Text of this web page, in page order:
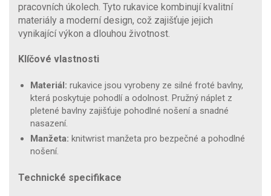
pracovních úkolech. Tyto rukavice kombinují kvalitní
materiály a moderní design, což zajišťuje jejich
vynikající výkon a dlouhou životnost.
Klíčové vlastnosti
Materiál: rukavice jsou vyrobeny ze silné froté bavlny,
která poskytuje pohodlí a odolnost. Pružný náplet z
pletené bavlny zajišťuje pohodlné nošení a snadné
nasazení.
Manžeta: knitwrist manžeta pro bezpečné a pohodlné
nošení.
Technické specifikace